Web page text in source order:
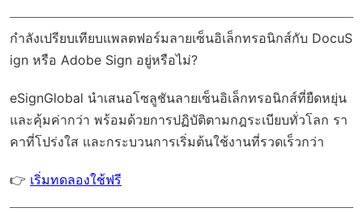
กำลังเปรียบเทียบแพลตฟอร์มลายเซ็นอิเล็กทรอนิกส์กับ DocuS
ign หรือ Adobe Sign อยู่หรือไม่?
eSignGlobal นำเสนอโซลูชันลายเซ็นอิเล็กทรอนิกส์ที่ยืดหยุ่น
และคุ้มค่ากว่า พร้อมด้วยการปฏิบัติตามกฎระเบียบทั่วโลก รา
คาที่โปร่งใส และกระบวนการเริ่มต้นใช้งานที่รวดเร็วกว่า
👉 เริ่มทดลองใช้ฟรี